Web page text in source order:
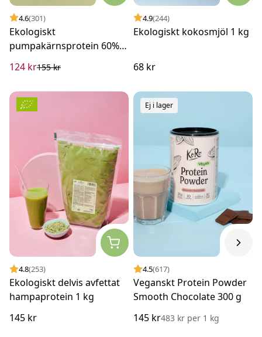
4.6(301)
Ekologiskt
pumpakärnsprotein 60% 1
124 kr155 kr
4.9(244)
Ekologiskt kokosmjöl 1 kg
68 kr
4.8(253)
Ekologiskt delvis avfettat
hampaprotein 1 kg
145 kr
Ej i lager
4.5(617)
Veganskt Protein Powder
Smooth Chocolate 300 g
145 kr483 kr per 1 kg